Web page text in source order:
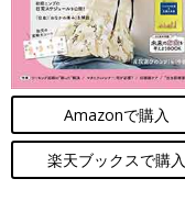
Amazonで購入
楽天ブックスで購入